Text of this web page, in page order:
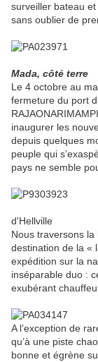
surveiller bateau et
sans oublier de
Mada, côté terre
Le 4 octobre au
fermeture du port
inaugurer les
depuis quelques
peuple qui
pays ne semble
Le
d'Hellville
Nous traversons
destination de la «
expédition sur la
inséparable duo :
exubérant
A l’exception de
qu’à une piste
bonne et égrène